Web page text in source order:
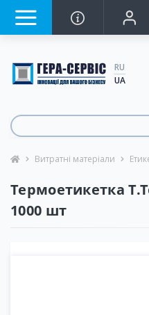
RU
UA
Витратні матеріали
Термоетикетка
1000 шт